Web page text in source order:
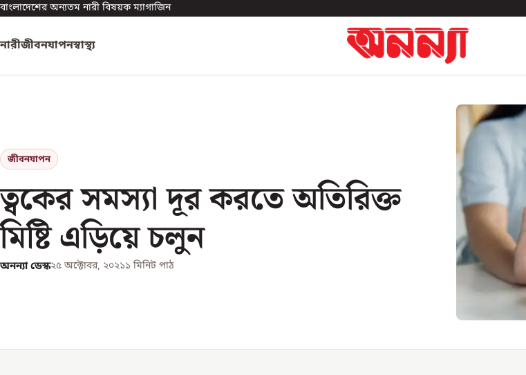
বাংলাদেশের অন্যতম নারী বিষয়ক ম্যাগাজিন
নারীজীবনযাপনস্বাস্থ্য
জীবনযাপন
ত্বকের সমস্যা দূর করতে অতিরিক্ত
মিষ্টি এড়িয়ে চলুন
অনন্যা ডেস্ক২৫ অক্টোবর, ২০২১১ মিনিট পাঠ